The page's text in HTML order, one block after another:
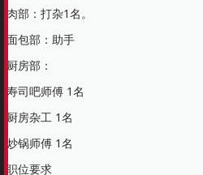
肉部：打杂1名。
面包部：助手
厨房部：
寿司吧师傅 1名
厨房杂工 1名
炒锅师傅 1名
职位要求